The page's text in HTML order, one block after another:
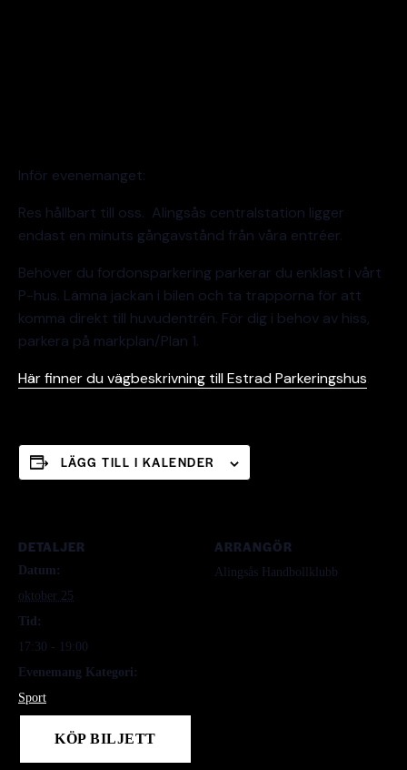
Inför evenemanget:
Res hållbart till oss. Alingsås centralstation ligger
endast en minuts gångavstånd från våra entréer.
Behöver du fordonsparkering parkerar du enklast i vårt
P-hus. Lämna jackan i bilen och ta trapporna för att
komma direkt till huvudentrén. För dig i behov av hiss,
parkera på markplan/Plan 1.
Här finner du vägbeskrivning till Estrad Parkeringshus.
LÄGG TILL I KALENDER
DETALJER
Datum:
oktober 25
Tid:
17:30 - 19:00
Evenemang Kategori:
Sport
ARRANGÖR
Alingsås Handbollklubb